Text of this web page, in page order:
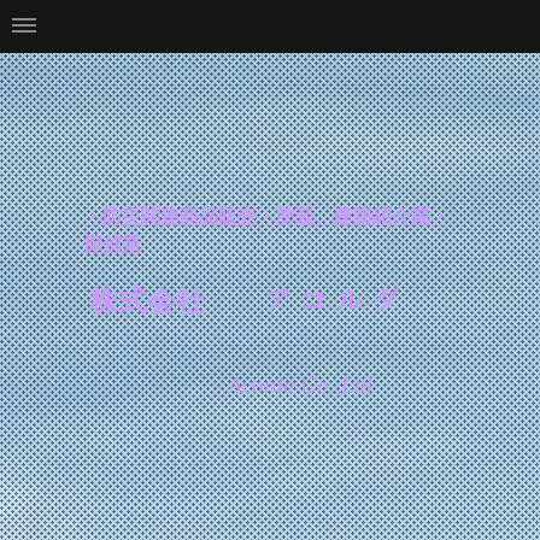
・防災関連商品販売・塗装、建築紹介業・
探偵業
株式会社ア コ ル ダ
Acorda Co.,Ltd